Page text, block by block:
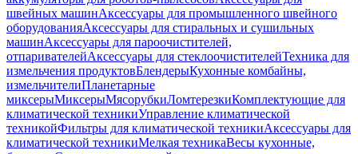
швейных машинАксессуары для промышленного швейного
оборудованияАксессуары для стиральных и сушильных
машинАксессуары для пароочистителей,
отпаривателейАксессуары для стеклоочистителейТехника для
измельчения продуктовБлендерыКухонные комбайны,
измельчителиПланетарные
миксерыМиксерыМясорубкиЛомтерезкиКомплектующие для
климатической техникиУправление климатической
техникойФильтры для климатической техникиАксессуары для
климатической техникиМелкая техникаВесы кухонные,